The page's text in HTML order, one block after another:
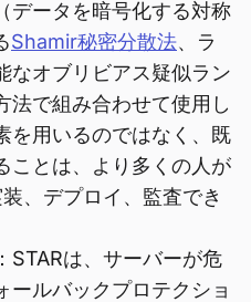
データを暗号化する対称
Shamir秘密分散法、ラ
なオブリビアス疑似ラン
法で組み合わせて使用し
を用いるのではなく、既
ことは、より多くの人が
、デプロイ、監査でき
：STARは、サーバーが危
ールバックプロテクショ